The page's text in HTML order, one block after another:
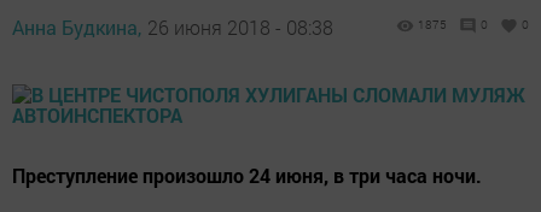
Анна Будкина, 26 июня 2018 - 08:38 1875 0 0
Преступление произошло 24 июня, в три часа ночи.